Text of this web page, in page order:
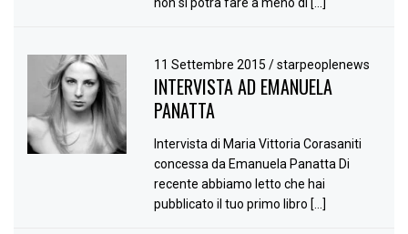
11 Settembre 2015/ starpeoplenews
INTERVISTA AD EMANUELA
PANATTA
Intervista di Maria Vittoria Corasaniti
concessa da Emanuela Panatta Di
recente abbiamo letto che hai
pubblicato il tuo primo libro […]